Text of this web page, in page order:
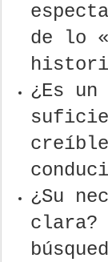
de lo
¿Es
¿Su
clara?